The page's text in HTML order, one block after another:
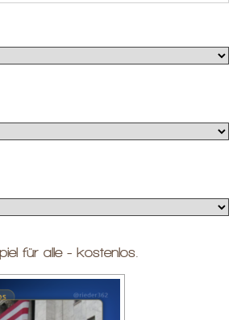
für alle - kostenlos.